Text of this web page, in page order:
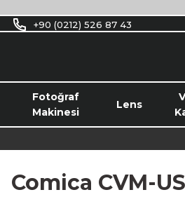
+90 (0212) 526 87 43
Fotoğraf
Makinesi
Lens
Comica CVM-